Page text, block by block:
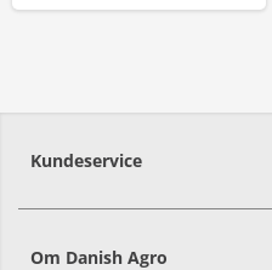
Kundeservice
Om Danish Agro